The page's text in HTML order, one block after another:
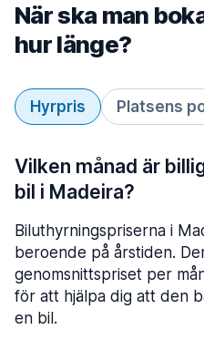
När ska man
hur länge?
Hyrpris Platsens
Vilken månad är
bil i Madeira?
Biluthyrningspriserna i
beroende på årstiden.
genomsnittspriset per
för att hjälpa dig att den
en bil.